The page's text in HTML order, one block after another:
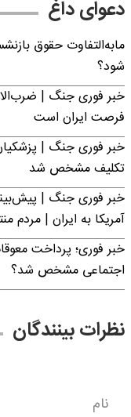
دعوای داغ
مابه‌التفاوت حقوق
شود؟
خبر فوری جنگ |
فرصت ایران است
خبر فوری جنگ |
تکلیف مشخص شد
خبر فوری جنگ |
آمریکا به ایران | مردم
خبر فوری؛ پرداخت
اجتماعی مشخص شد؟
نظرات بینندگان
نام